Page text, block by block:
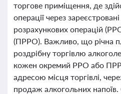
торгове приміщення, де
операції через
розрахункових операцій
(ПРРО). Важливо, що річна
роздрібну торгівлю
кожен окремий РРО або
адресою місця торгівлі,
продаж алкогольних